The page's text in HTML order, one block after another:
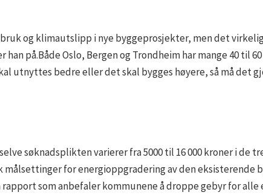
og klimautslipp i nye byggeprosjekter, men det
på.Både Oslo, Bergen og Trondheim har mange 40 til 60
utnyttes bedre eller det skal bygges høyere, så må det
søknadsplikten varierer fra 5000 til 16 000 kroner i de
for energioppgradering av den eksisterende
rapport som anbefaler kommunene å droppe gebyr for